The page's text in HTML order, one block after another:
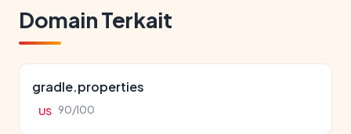
Domain Terkait
gradle.properties
US 90/100